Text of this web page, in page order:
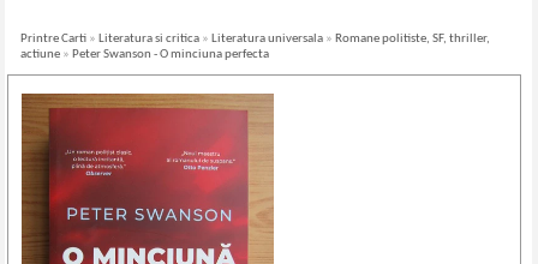
Printre Carti » Literatura si critica » Literatura universala » Romane politiste, SF, thriller,
actiune » Peter Swanson - O minciuna perfecta